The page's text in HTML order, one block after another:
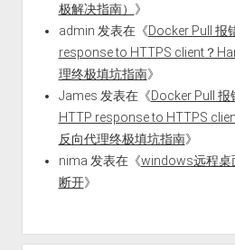
极解决指南） 》
admin 发表在《Docker Pull 报
response to HTTPS client？
理终极填坑指南》
James 发表在《Docker Pull 报
HTTP response to HTTPS
反向代理终极填坑指南》
nima 发表在《windows远程桌
断开》